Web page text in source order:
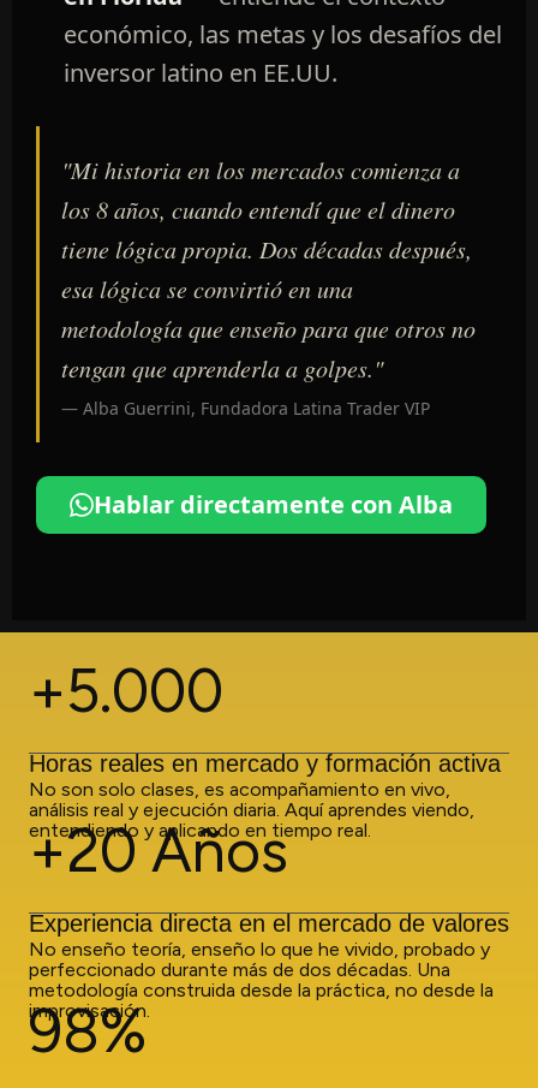
económico, las metas y los desafíos del
inversor latino en EE.UU.
"Mi historia en los mercados comienza a
los 8 años, cuando entendí que el dinero
tiene lógica propia. Dos décadas después,
esa lógica se convirtió en una
metodología que enseño para que otros no
tengan que aprenderla a golpes."
— Alba Guerrini, Fundadora Latina Trader VIP
Hablar directamente con Alba
+5.000
Horas reales en mercado y formación activa
No son solo clases, es acompañamiento en vivo,
análisis real y ejecución diaria. Aquí aprendes viendo,
entendiendo y aplicando en tiempo real.
+20 Años
Experiencia directa en el mercado de valores
No enseño teoría, enseño lo que he vivido, probado y
perfeccionado durante más de dos décadas. Una
metodología construida desde la práctica, no desde la
improvisación.
98%